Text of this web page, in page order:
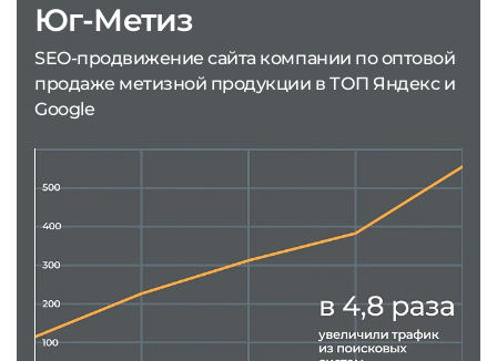
Юг-Метиз
SEO-продвижение сайта компании по оптовой
продаже метизной продукции в ТОП Яндекс и
Google